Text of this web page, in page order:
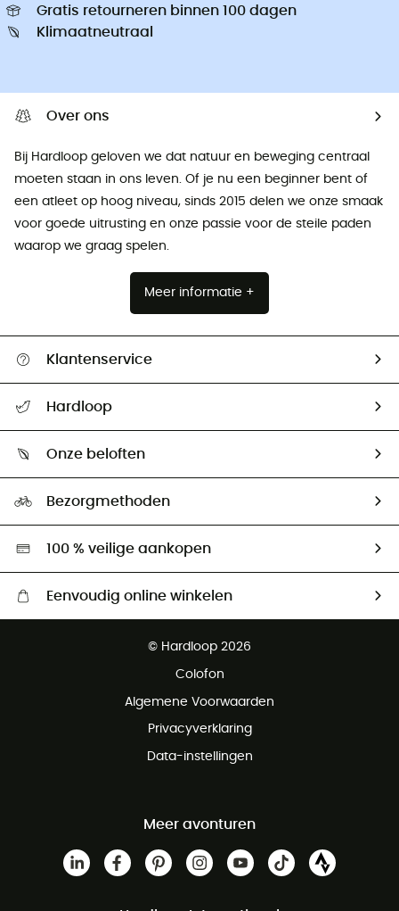
Gratis retourneren binnen 100 dagen
Klimaatneutraal
Over ons
Bij Hardloop geloven we dat natuur en beweging centraal
moeten staan ​​in ons leven. Of je nu een beginner bent of
een atleet op hoog niveau, sinds 2015 delen we onze smaak
voor goede uitrusting en onze passie voor de steile paden
waarop we graag spelen.
Meer informatie +
Klantenservice
Mijn zending volgen
Retourzendingen & Terugbetalingen
Hardloop
Ambassadeurs
Onze beloften
Hardgreen
Bezorgmethoden
100 % veilige aankopen
Eenvoudig online winkelen
Gratis retourneren binnen 100 dagen
© Hardloop 2026
Colofon
Algemene Voorwaarden
Privacyverklaring
Data-instellingen
Meer avonturen